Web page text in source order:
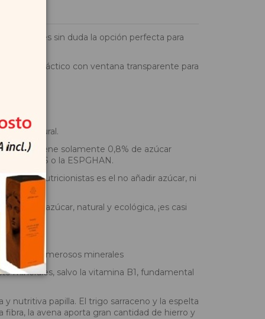
es sin duda la opción perfecta para
y práctico con ventana transparente para
y natural.
que tiene solamente 0,8% de azúcar
la OMS o la ESPGHAN.
de los nutricionistas es el no añadir azúcar, ni
sin azúcar, natural y ecológica, ¡es casi
de numerosos minerales
minerales, salvo la vitamina B1, fundamental
nutritiva papilla. El trigo sarraceno y la espelta
la avena aporta gran cantidad de hierro y